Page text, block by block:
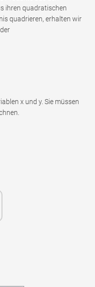
ihren quadratischen
quadrieren, erhalten wir
x und y. Sie müssen